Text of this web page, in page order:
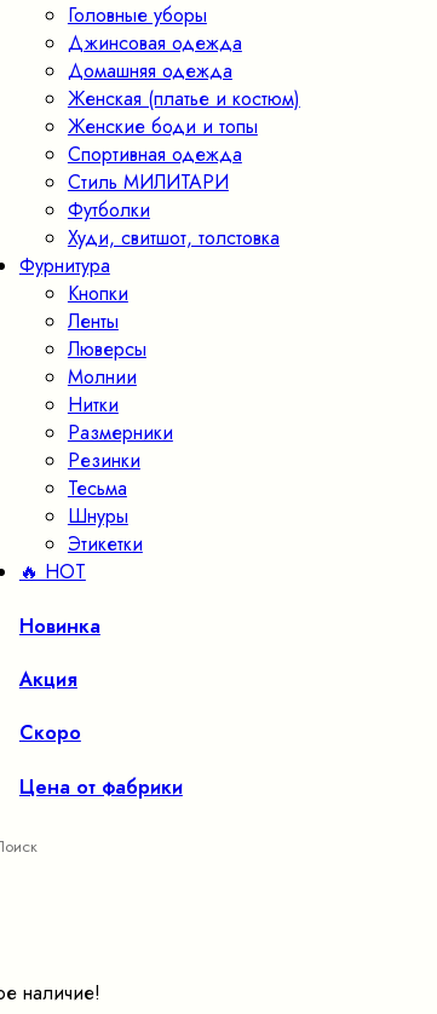
Головные уборы
Джинсовая одежда
Домашняя одежда
Женская (платье и костюм)
Женские боди и топы
Спортивная одежда
Стиль МИЛИТАРИ
Футболки
Худи, свитшот, толстовка
Фурнитура
Кнопки
Ленты
Люверсы
Молнии
Нитки
Размерники
Резинки
Тесьма
Шнуры
Этикетки
🔥 HOT
Новинка
Акция
Скоро
Цена от фабрики
наличие!